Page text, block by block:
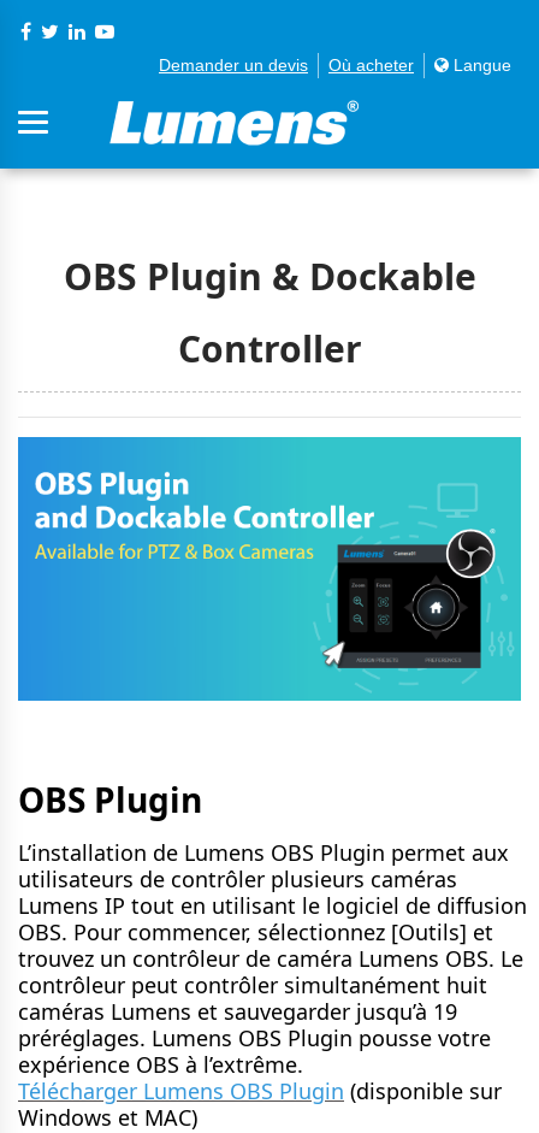
Demander un devis Où acheter Langue
OBS Plugin & Dockable
Controller
OBS Plugin
L’installation de Lumens OBS Plugin permet aux
utilisateurs de contrôler plusieurs caméras
Lumens IP tout en utilisant le logiciel de diffusion
OBS. Pour commencer, sélectionnez [Outils] et
trouvez un contrôleur de caméra Lumens OBS. Le
contrôleur peut contrôler simultanément huit
caméras Lumens et sauvegarder jusqu’à 19
préréglages. Lumens OBS Plugin pousse votre
expérience OBS à l’extrême.
Télécharger Lumens OBS Plugin (disponible sur
Windows et MAC)